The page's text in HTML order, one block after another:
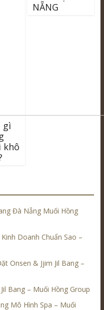
gì
khô
NẴNG
Đà Nẵng Muối Hồng
Doanh Chuẩn Sao –
Onsen & Jjim Jil Bang –
Bang – Muối Hồng Group
Mô Hình Spa – Muối